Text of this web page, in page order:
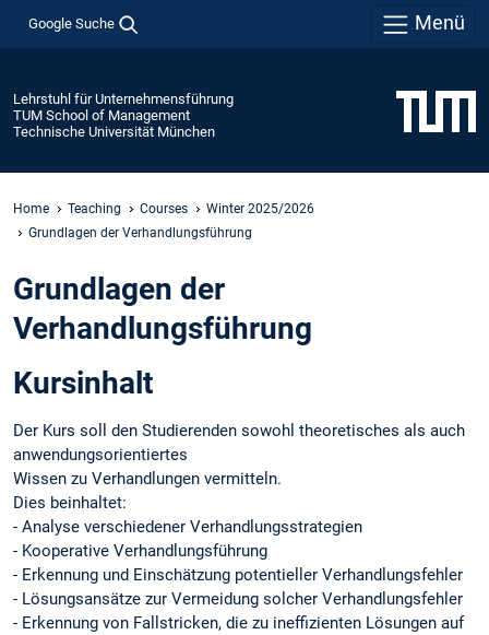
Google Suche Menü
Lehrstuhl für Unternehmensführung
TUM School of Management
Technische Universität München
Home Teaching Courses
Winter 2025/2026
Grundlagen der Verhandlungsführung
Grundlagen der
Verhandlungsführung
Kursinhalt
Der Kurs soll den Studierenden sowohl theoretisches als auch
anwendungsorientiertes
Wissen zu Verhandlungen vermitteln.
Dies beinhaltet:
- Analyse verschiedener Verhandlungsstrategien
- Kooperative Verhandlungsführung
- Erkennung und Einschätzung potentieller Verhandlungsfehler
- Lösungsansätze zur Vermeidung solcher Verhandlungsfehler
- Erkennung von Fallstricken, die zu ineffizienten Lösungen auf